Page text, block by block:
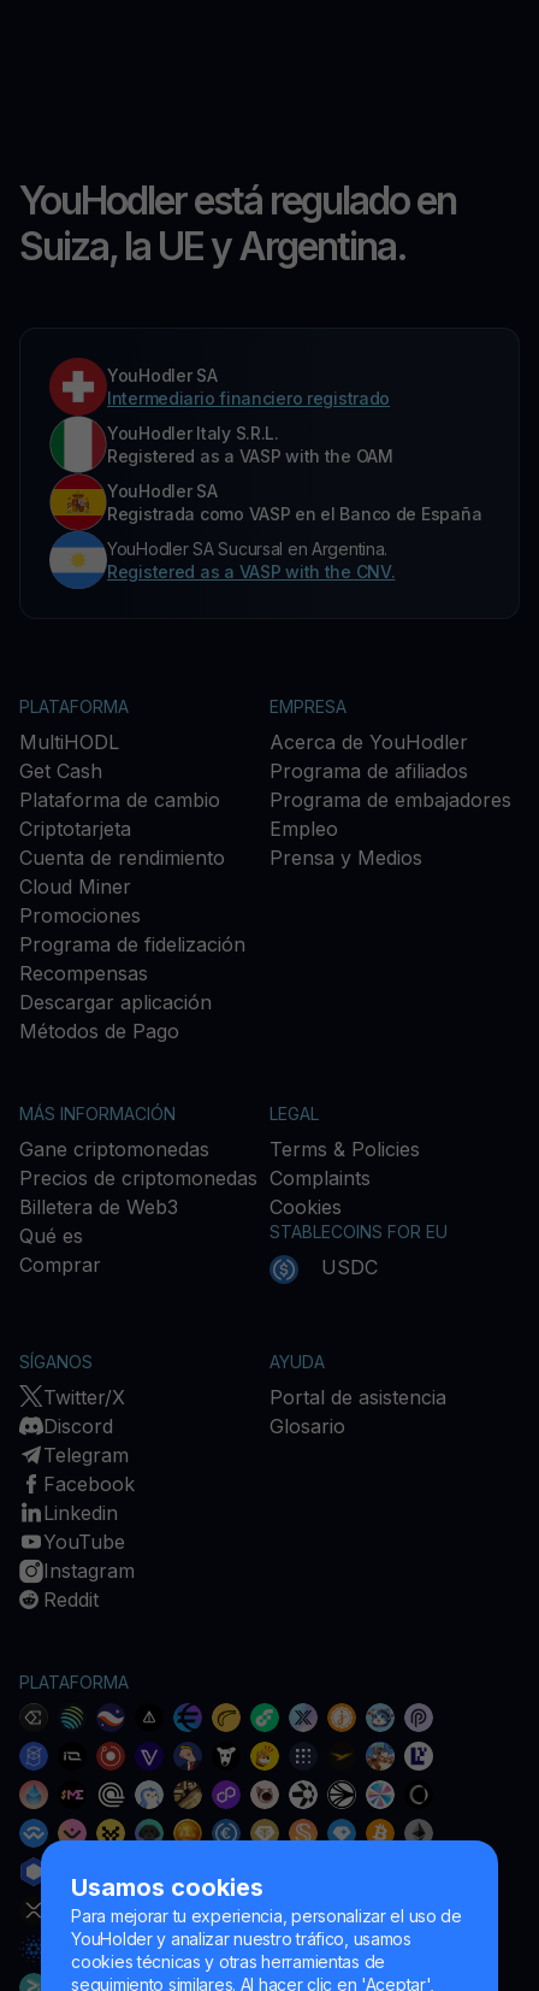
Usamos cookies
Para mejorar tu experiencia, personalizar el uso de
YouHolder y analizar nuestro tráfico, usamos
cookies técnicas y otras herramientas de
seguimiento similares. Al hacer clic en 'Aceptar',
YouHodler está regulado en
Suiza, la UE y Argentina.
YouHodler SA
Intermediario financiero registrado
YouHodler Italy S.R.L.
Registered as a VASP with the OAM
YouHodler SA
Registrada como VASP en el Banco de España
YouHodler SA Sucursal en Argentina.
Registered as a VASP with the CNV.
PLATAFORMA
MultiHODL
Get Cash
Plataforma de cambio
Criptotarjeta
Cuenta de rendimiento
Cloud Miner
Promociones
Programa de fidelización
Recompensas
Descargar aplicación
Métodos de Pago
EMPRESA
Acerca de YouHodler
Programa de afiliados
Programa de embajadores
Empleo
Prensa y Medios
MÁS INFORMACIÓN
Gane criptomonedas
Precios de criptomonedas
Billetera de Web3
Qué es
Comprar
LEGAL
Terms & Policies
Complaints
Cookies
STABLECOINS FOR EU
USDC
SÍGANOS
Twitter/X
Discord
Telegram
Facebook
Linkedin
YouTube
Instagram
Reddit
AYUDA
Portal de asistencia
Glosario
PLATAFORMA